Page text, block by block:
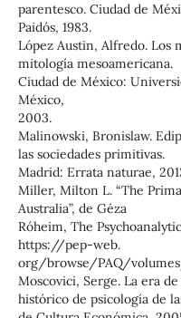
parentesco. Ciudad de
Paidós, 1983.
López Austin, Alfredo. Los
mitología mesoamericana.
Ciudad de México:
México,
2003.
Malinowski, Bronislaw.
las sociedades primitivas.
Madrid: Errata naturae,
Miller, Milton L. “The
Australia”, de Géza
Róheim, The
https://pep-web.
org/browse/PAQ/volumes/
Moscovici, Serge. La era
histórico de psicología de